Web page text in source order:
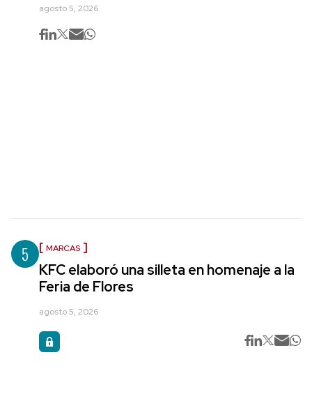
agosto 5, 2026
5 MARCAS
KFC elaboró una silleta en homenaje a la
Feria de Flores
agosto 5, 2026